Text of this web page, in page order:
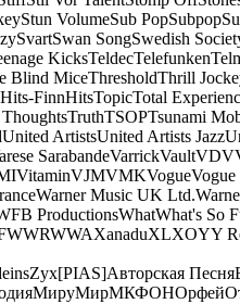
Stun VolumeSub PopSubpop
SvartSwan SongSwedish
KicksTeldecTelefunken
Blind MiceThresholdThrill
FinnHitsTopicTotal
TruthTSOPTsunami
United ArtistsUnited Artists Jazz
SarabandeVarrickVaultVDV
VitaminVJMVMKVogueVogue
Warner Music UK Ltd.
ProductionsWhatWhat's So
WWAXanaduXLXOYY
Zyx[PIAS]Авторская Песня
МируМирМКФОНОрфей